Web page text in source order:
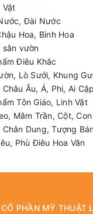
Vật
Đài Nước
Hoa, Bình Hoa
sân vườn
Điêu Khắc
Lò Sưởi, Khung
Âu, Á, Phi, Ai
Tôn Giáo, Linh Vật
Mâm Trần, Cột,
Chân Dung, Tượng
Phù Điêu Hoa Văn
PHẦN MỸ THUẬT